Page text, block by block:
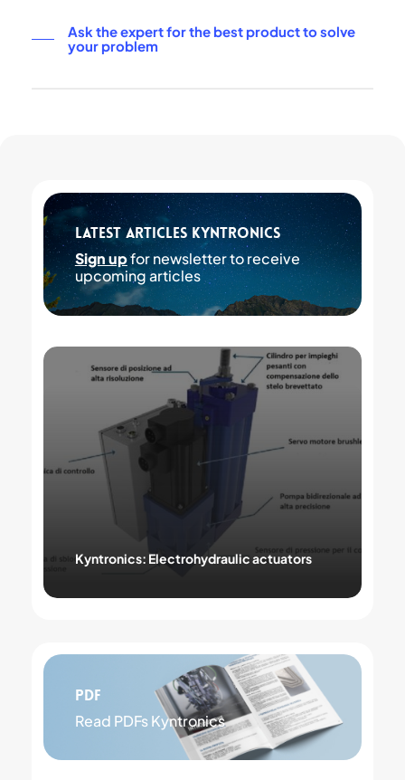
Ask the expert for the best product to solve
your problem
Latest articles Kyntronics
Sign upfor newsletter to receive
upcoming articles
Kyntronics:
Electrohydraulic
Kyntronics: Electrohydraulic actuators
PDF
Read PDFs Kyntronics